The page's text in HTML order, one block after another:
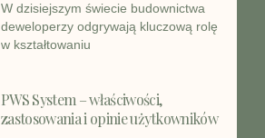
W dzisiejszym świecie budownictwa
deweloperzy odgrywają kluczową rolę
w kształtowaniu
PWS System – właściwości,
zastosowania i opinie użytkowników